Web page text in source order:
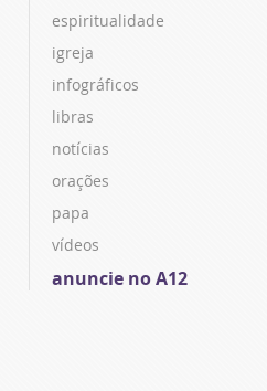
espiritualidade
igreja
infográficos
libras
notícias
orações
papa
vídeos
anuncie no A12